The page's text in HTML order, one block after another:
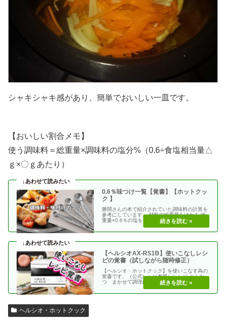
シャキシャキ感があり、簡単でおいしい一皿です。
【おいしい割合メモ】
使う調味料＝総重量×調味料の塩分%（0.6÷食塩相当量△
ｇ×〇ｇあたり）
0.6％味つけ一覧【覚書】【ホットクッ
ク 】
勝間さんの本で紹介されていた調味料の計算を
参考にしています。 材料の総重量をはかる 総
重量×0.6％の塩を加える 使う調味料＝（総重
【ヘルシオAX-RS1B】使いこなしレシ
ピの覚書（試しながら随時修正）
【ヘルシオ・ホットクック】を使いこなす為の
覚書です。（公式レシピ参照）レシピ とんか
つ まかせて調理(網焼き・揚げる) エビフラ
ヘルシオ・ホットクック